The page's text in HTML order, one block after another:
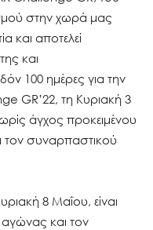
στην χωρά μας
και αποτελεί
και
100 ημέρες για την
GR’22, τη Κυριακή 3
άγχος προκειμένου
τον συναρπαστικού
8 Μαΐου, είναι
και τον